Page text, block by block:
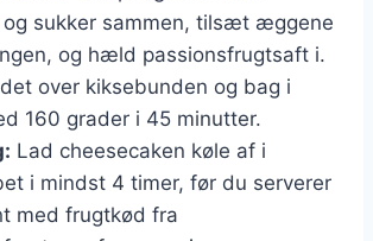
sukker sammen, tilsæt æggene
og hæld passionsfrugtsaft i.
over kiksebunden og bag i
160 grader i 45 minutter.
Lad cheesecaken køle af i
i mindst 4 timer, før du serverer
med frugtkød fra